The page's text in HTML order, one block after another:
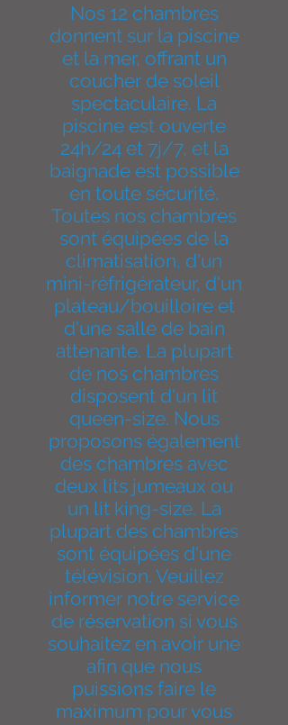
Nos 12 chambres
donnent sur la piscine
et la mer, offrant un
coucher de soleil
spectaculaire. La
piscine est ouverte
24h/24 et 7j/7, et la
baignade est possible
en toute sécurité.
Toutes nos chambres
sont équipées de la
climatisation, d'un
mini-réfrigérateur, d'un
plateau/bouilloire et
d'une salle de bain
attenante. La plupart
de nos chambres
disposent d'un lit
queen-size. Nous
proposons également
des chambres avec
deux lits jumeaux ou
un lit king-size. La
plupart des chambres
sont équipées d'une
télévision. Veuillez
informer notre service
de réservation si vous
souhaitez en avoir une
afin que nous
puissions faire le
maximum pour vous